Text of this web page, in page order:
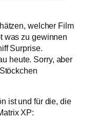
welcher Film
was zu gewinnen
Surprise.
heute. Sorry, aber
ist und für die, die
XP: